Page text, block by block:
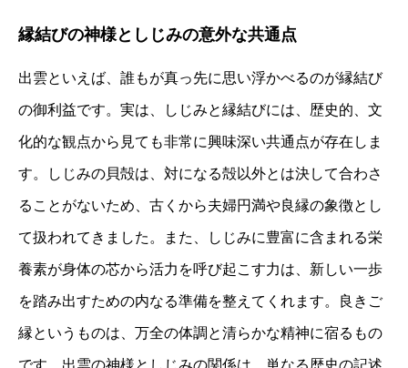
縁結びの神様としじみの意外な共通点
出雲といえば、誰もが真っ先に思い浮かべるのが縁結び
の御利益です。実は、しじみと縁結びには、歴史的、文
化的な観点から見ても非常に興味深い共通点が存在しま
す。しじみの貝殻は、対になる殻以外とは決して合わさ
ることがないため、古くから夫婦円満や良縁の象徴とし
て扱われてきました。また、しじみに豊富に含まれる栄
養素が身体の芯から活力を呼び起こす力は、新しい一歩
を踏み出すための内なる準備を整えてくれます。良きご
縁というものは、万全の体調と清らかな精神に宿るもの
です。出雲の神様としじみの関係は、単なる歴史の記述